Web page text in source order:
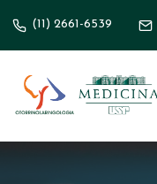
(11) 2661-6539